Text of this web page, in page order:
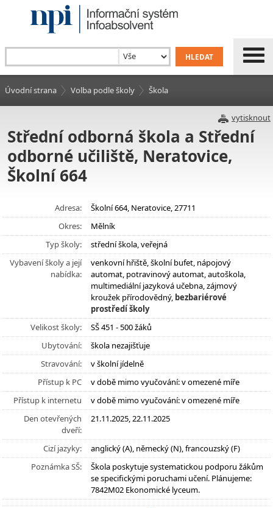
Úvodní strana Volba podle školy Škola
vytisknout
Střední odborná škola a Střední
odborné učiliště, Neratovice,
Školní 664
Adresa:
Školní 664, Neratovice, 27711
Okres:
Mělník
Typ školy:
střední škola, veřejná
Vybavení školy a její
nabídka:
venkovní hřiště, školní bufet, nápojový
automat, potravinový automat, autoškola,
multimediální jazyková učebna, zájmový
kroužek přírodovědný, bezbariérové
prostředí školy
Velikost školy:
SŠ 451 - 500 žáků
Ubytování:
škola nezajišťuje
Stravování:
v školní jídelně
Přístup k PC
v době mimo vyučování: v omezené míře
Přístup k internetu
v době mimo vyučování: v omezené míře
Den otevřených
dveří:
21.11.2025, 22.11.2025
Cizí jazyky:
anglický (A), německý (N), francouzský (F)
Poznámka SŠ:
Škola poskytuje systematickou podporu žákům
se specifickými poruchami učení. Plánujeme:
7842M02 Ekonomické lyceum.